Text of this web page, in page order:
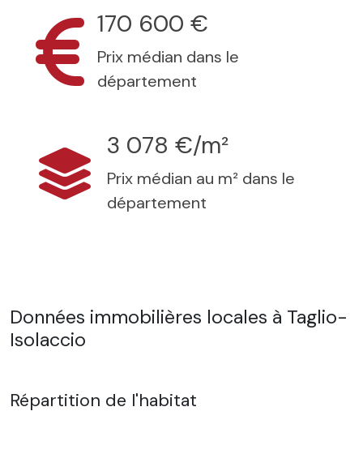
170 600 €
Prix médian dans le
département
3 078 €/m²
Prix médian au m² dans le
département
Données immobilières locales à Taglio-
Isolaccio
Répartition de l'habitat